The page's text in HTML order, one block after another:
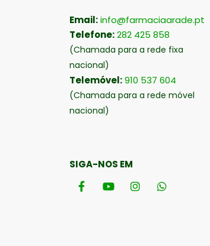
Email:info@farmaciaarade.pt
Telefone:282 425 858
(Chamada para a rede fixa
nacional)
Telemóvel:910 537 604
(Chamada para a rede móvel
nacional)
SIGA-NOS EM